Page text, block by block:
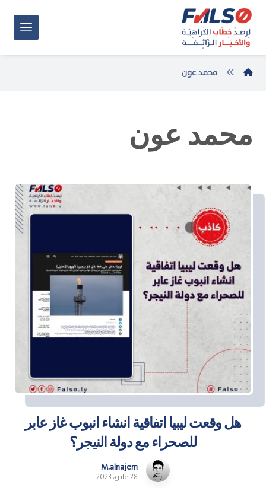
محمد عون
محمد عون
هل وقعت ليبيا اتفاقية انشاء انبوب غاز عابر
للصحراء مع دولة النيجر؟
M.alnajem
28 مايو، 2023